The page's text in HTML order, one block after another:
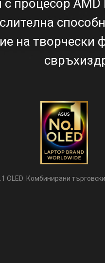
процесор AMD
на творчески
OLED: Комбинирани